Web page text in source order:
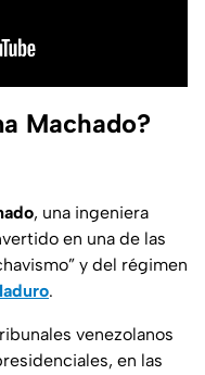
Machado?
, una ingeniera
en una de las
” y del régimen
.
venezolanos
en las